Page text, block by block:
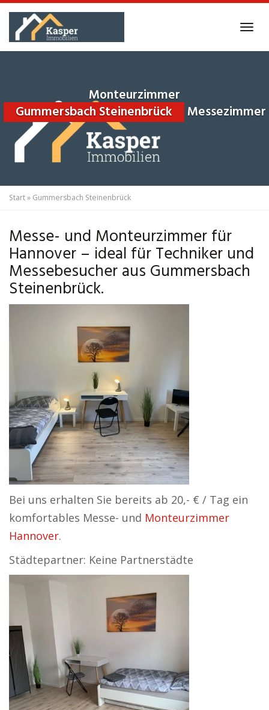
Skip
main
Monteurzimmer
Gummersbach Steinenbrück
Messezimmer
Start» Gummersbach Steinenbrück
Messe- und Monteurzimmer für
Hannover – ideal für Techniker und
Messebesucher aus Gummersbach
Steinenbrück.
Bei uns erhalten Sie bereits ab 20,- € / Tag ein
komfortables Messe- und Monteurzimmer
Hannover.
Städtepartner: Keine Partnerstädte